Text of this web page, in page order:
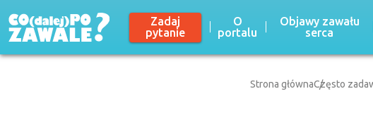
Zadaj
pytanie
O
portalu
Objawy zawału
serca
Strona głównaCzęsto